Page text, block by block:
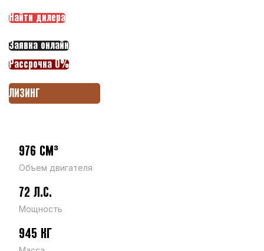
Найти дилера
Заявка онлайн
Рассрочка 0%
ЛИЗИНГ
976 СМ³
Объем двигателя
72 Л.С.
Мощность
945 КГ